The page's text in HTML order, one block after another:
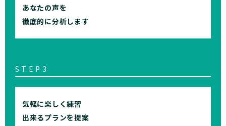
あなたの声を
徹底的に分析します
STEP3
気軽に楽しく練習
出来るプランを提案